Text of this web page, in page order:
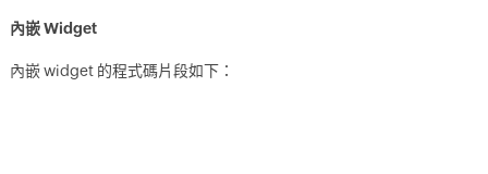
內嵌 Widget
內嵌 widget 的程式碼片段如下：